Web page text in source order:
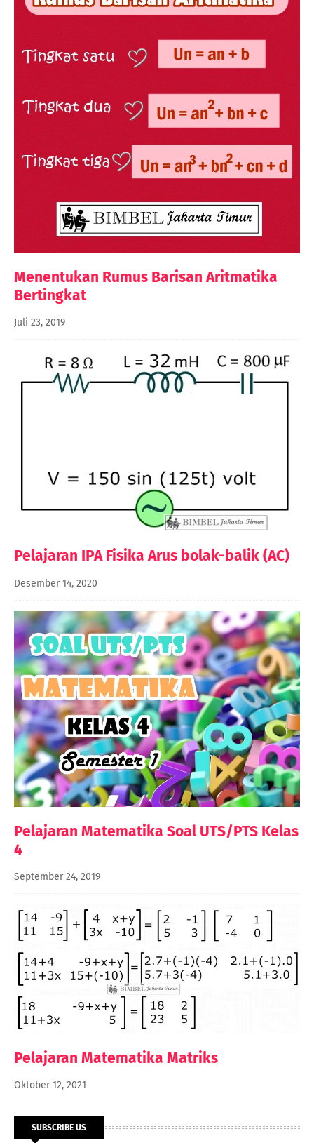
Menentukan Rumus Barisan Aritmatika
Bertingkat
Juli 23, 2019
Pelajaran IPA Fisika Arus bolak-balik (AC)
Desember 14, 2020
Pelajaran Matematika Soal UTS/PTS Kelas
4
September 24, 2019
Pelajaran Matematika Matriks
Oktober 12, 2021
SUBSCRIBE US